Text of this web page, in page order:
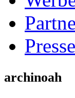
Presse
archinoah